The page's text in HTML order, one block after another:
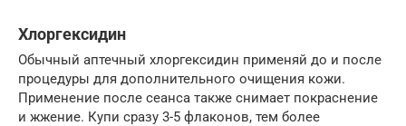
Хлоргексидин
Обычный аптечный хлоргексидин применяй до и после
процедуры для дополнительного очищения кожи.
Применение после сеанса также снимает покраснение
и жжение. Купи сразу 3-5 флаконов, тем более